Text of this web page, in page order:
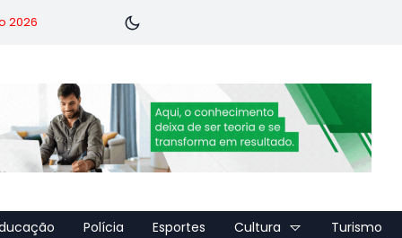
2026
Polícia Esportes Cultura Turismo